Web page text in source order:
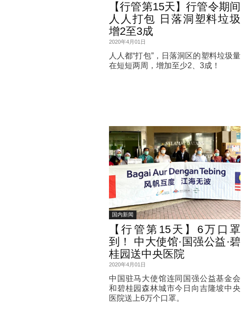
【行管第15天】行管令期间
人人打包 日落洞塑料垃圾
增2至3成
2020年4月01日
人人都“打包”，日落洞区的塑料垃圾量
在短短两周，增加至少2、3成！
国内新闻
【行管第15天】6万口罩
到！ 中大使馆·国强公益·碧
桂园送中央医院
2020年4月01日
中国驻马大使馆连同国强公益基金会
和碧桂园森林城市今日向吉隆坡中央
医院送上6万个口罩。